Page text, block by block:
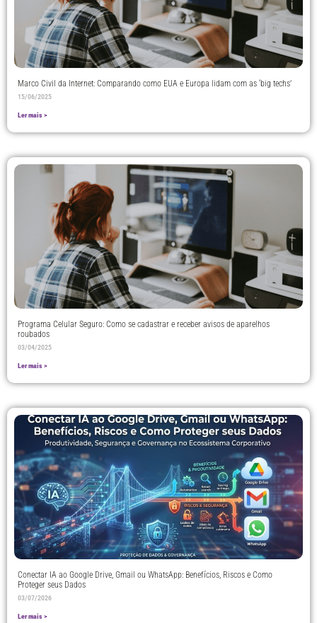
Marco Civil da Internet: Comparando como EUA e Europa lidam com as ‘big techs’
15/06/2025
Ler mais >
Programa Celular Seguro: Como se cadastrar e receber avisos de aparelhos
roubados
03/04/2025
Ler mais >
Conectar IA ao Google Drive, Gmail ou WhatsApp: Benefícios, Riscos e Como
Proteger seus Dados
03/07/2026
Ler mais >